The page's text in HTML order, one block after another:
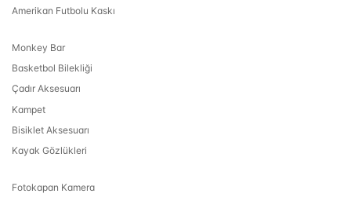
Amerikan Futbolu Kaskı
Monkey Bar
Basketbol Bilekliği
Çadır Aksesuarı
Kampet
Bisiklet Aksesuarı
Kayak Gözlükleri
Fotokapan Kamera